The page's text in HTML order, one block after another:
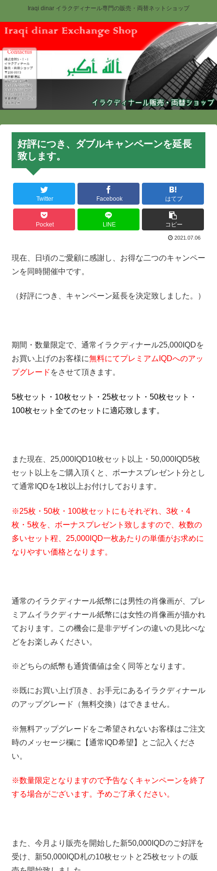
Iraqi dinar イラクディナール専門の販売・両替ネットショップ
好評につき、ダブルキャンペーンを延長
致します。
Twitter Facebook はてブ
Pocket LINE コピー
2021.07.06
現在、日頃のご愛顧に感謝し、お得な二つのキャンペー
ンを同時開催中です。
（好評につき、キャンペーン延長を決定致しました。）
期間・数量限定で、通常イラクディナール25,000IQDを
お買い上げのお客様に無料にてプレミアムIQDへのアッ
プグレード をさせて頂きます。
5枚セット・10枚セット・25枚セット・50枚セット・
100枚セット全てのセットに適応致します。
また現在、25,000IQD10枚セット以上・50,000IQD5枚
セット以上をご購入頂くと、ボーナスプレゼント分とし
て通常IQDを1枚以上お付けしております。
※25枚・50枚・100枚セットにもそれぞれ、3枚・4
枚・5枚を、ボーナスプレゼント致しますので、枚数の
多いセット程、25,000IQD一枚あたりの単価がお求めに
なりやすい価格となります。
通常のイラクディナール紙幣には男性の肖像画が、プレ
ミアムイラクディナール紙幣には女性の肖像画が描かれ
ております。この機会に是非デザインの違いの見比べな
どをお楽しみください。
※どちらの紙幣も通貨価値は全く同等となります。
※既にお買い上げ頂き、お手元にあるイラクディナール
のアップグレード（無料交換）はできません。
※無料アップグレードをご希望されないお客様はご注文
時のメッセージ欄に【通常IQD希望】とご記入くださ
い。
※数量限定となりますので予告なくキャンペーンを終了
する場合がございます。予めご了承ください。
また、今月より販売を開始した新50,000IQDのご好評を
受け、新50,000IQD札の10枚セットと25枚セットの販